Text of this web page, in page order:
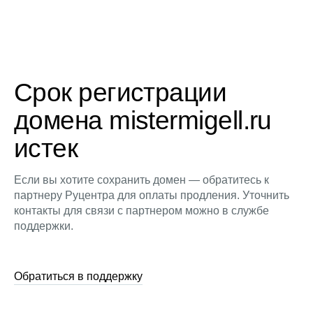
Срок регистрации
домена mistermigell.ru
истек
Если вы хотите сохранить домен — обратитесь к
партнеру Руцентра для оплаты продления. Уточнить
контакты для связи с партнером можно в службе
поддержки.
Обратиться в поддержку